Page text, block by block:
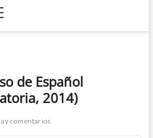
de Español
2014)
comentarios